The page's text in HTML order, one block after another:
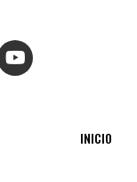
INICIO